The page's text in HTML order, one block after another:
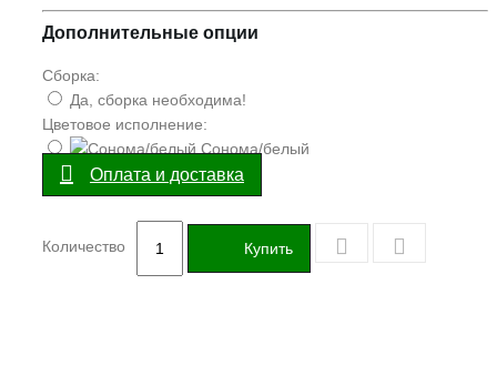
Дополнительные опции
Сборка:
Да, сборка необходима!
Цветовое исполнение:
Сонома/белый
Оплата и доставка
Количество Купить